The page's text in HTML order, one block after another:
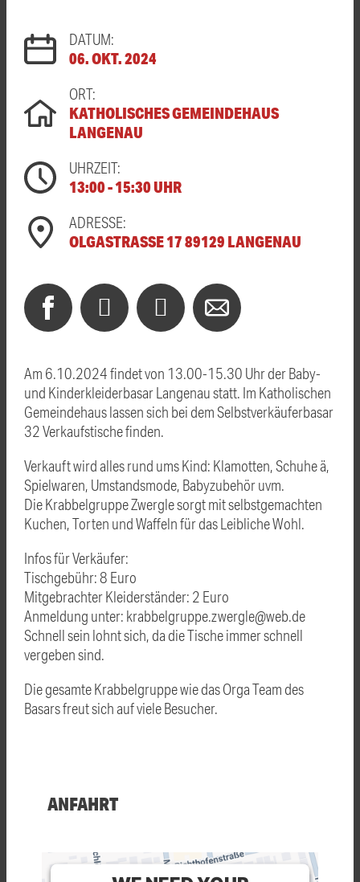
DATUM:
06. OKT. 2024
ORT:
KATHOLISCHES GEMEINDEHAUS
LANGENAU
UHRZEIT:
13:00 - 15:30 UHR
ADRESSE:
OLGASTRASSE 17 89129 LANGENAU
Am 6.10.2024 findet von 13.00-15.30 Uhr der Baby-
und Kinderkleiderbasar Langenau statt. Im Katholischen
Gemeindehaus lassen sich bei dem Selbstverkäuferbasar
32 Verkaufstische finden.
Verkauft wird alles rund ums Kind: Klamotten, Schuhe ä,
Spielwaren, Umstandsmode, Babyzubehör uvm.
Die Krabbelgruppe Zwergle sorgt mit selbstgemachten
Kuchen, Torten und Waffeln für das Leibliche Wohl.
Infos für Verkäufer:
Tischgebühr: 8 Euro
Mitgebrachter Kleiderständer: 2 Euro
Anmeldung unter: krabbelgruppe.zwergle@web.de
Schnell sein lohnt sich, da die Tische immer schnell
vergeben sind.
Die gesamte Krabbelgruppe wie das Orga Team des
Basars freut sich auf viele Besucher.
ANFAHRT